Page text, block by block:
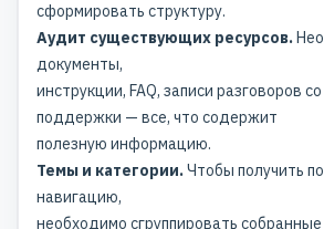
сформировать структуру.
Аудит существующих ресурсов.
документы,
инструкции, FAQ, записи разговоров
поддержки — все, что содержит
полезную информацию.
Темы и категории.Чтобы получить
навигацию,
необходимо сгруппировать